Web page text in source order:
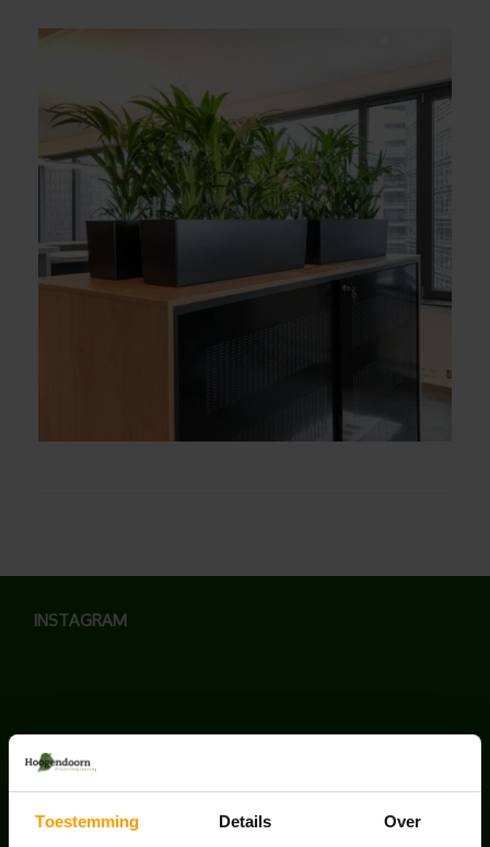
Toestemming Details Over
INSTAGRAM
LAATSTE NIEUWS
BLOG: LUIS IN KANTOORPLANTEN – ZO
PAKKEN WE HET AAN